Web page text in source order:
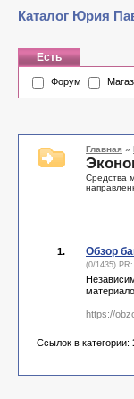
Каталог Юрия
Есть
Форум
Главная »
Средства
1. Обзор
(0/1435)
https://
Ссылок в категории: